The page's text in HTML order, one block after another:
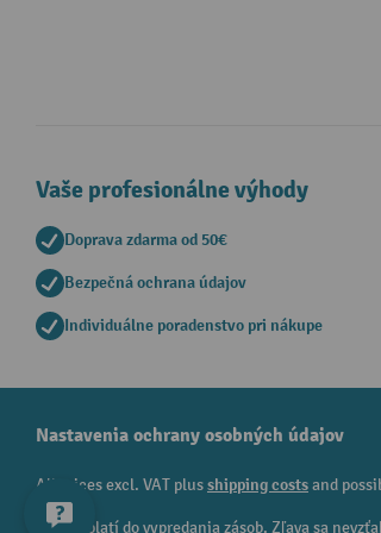
Vaše profesionálne výhody
Doprava zdarma od 50€
Bezpečná ochrana údajov
Individuálne poradenstvo pri nákupe
Nastavenia ochrany osobných údajov
All prices excl. VAT plusshipping costsand
¹ Zľava platí do vypredania zásob. Zľava sa